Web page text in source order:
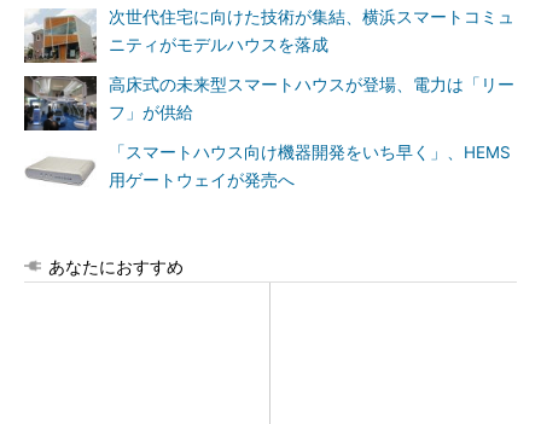
次世代住宅に向けた技術が集結、横浜スマートコミュ
ニティがモデルハウスを落成
高床式の未来型スマートハウスが登場、電力は「リー
フ」が供給
「スマートハウス向け機器開発をいち早く」、HEMS
用ゲートウェイが発売へ
あなたにおすすめ